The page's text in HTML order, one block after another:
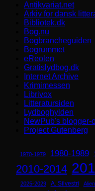
Antikvariat.net
Arkiv for dansk
Bibliotek.dk
Bog.nu
Bogbrancheguiden
Bogrummet
eReolen
Gratislydbog.dk
Internet Archive
Krimimessen
Librivox
Litteratursiden
Lydboghylden
NewPub's blogger-
Project Gutenberg
1970-1979 1980-1989
2010-2014
2025-2029 A. Silvestri